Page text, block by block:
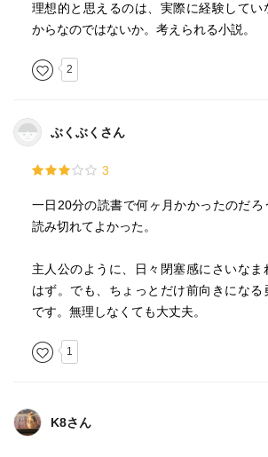
理想的と思えるのは、実際に経験してい
からなのではないか。考えられる小説。
2
ぶくぶくさん
3
一日20分の読書で何ヶ月かかったのだろ
読み切れてよかった。
主人公のように、日々閉塞感にさいなま
はず。でも、ちょっとだけ前向きになる
です。無理しなくても大丈夫。
1
K8さん